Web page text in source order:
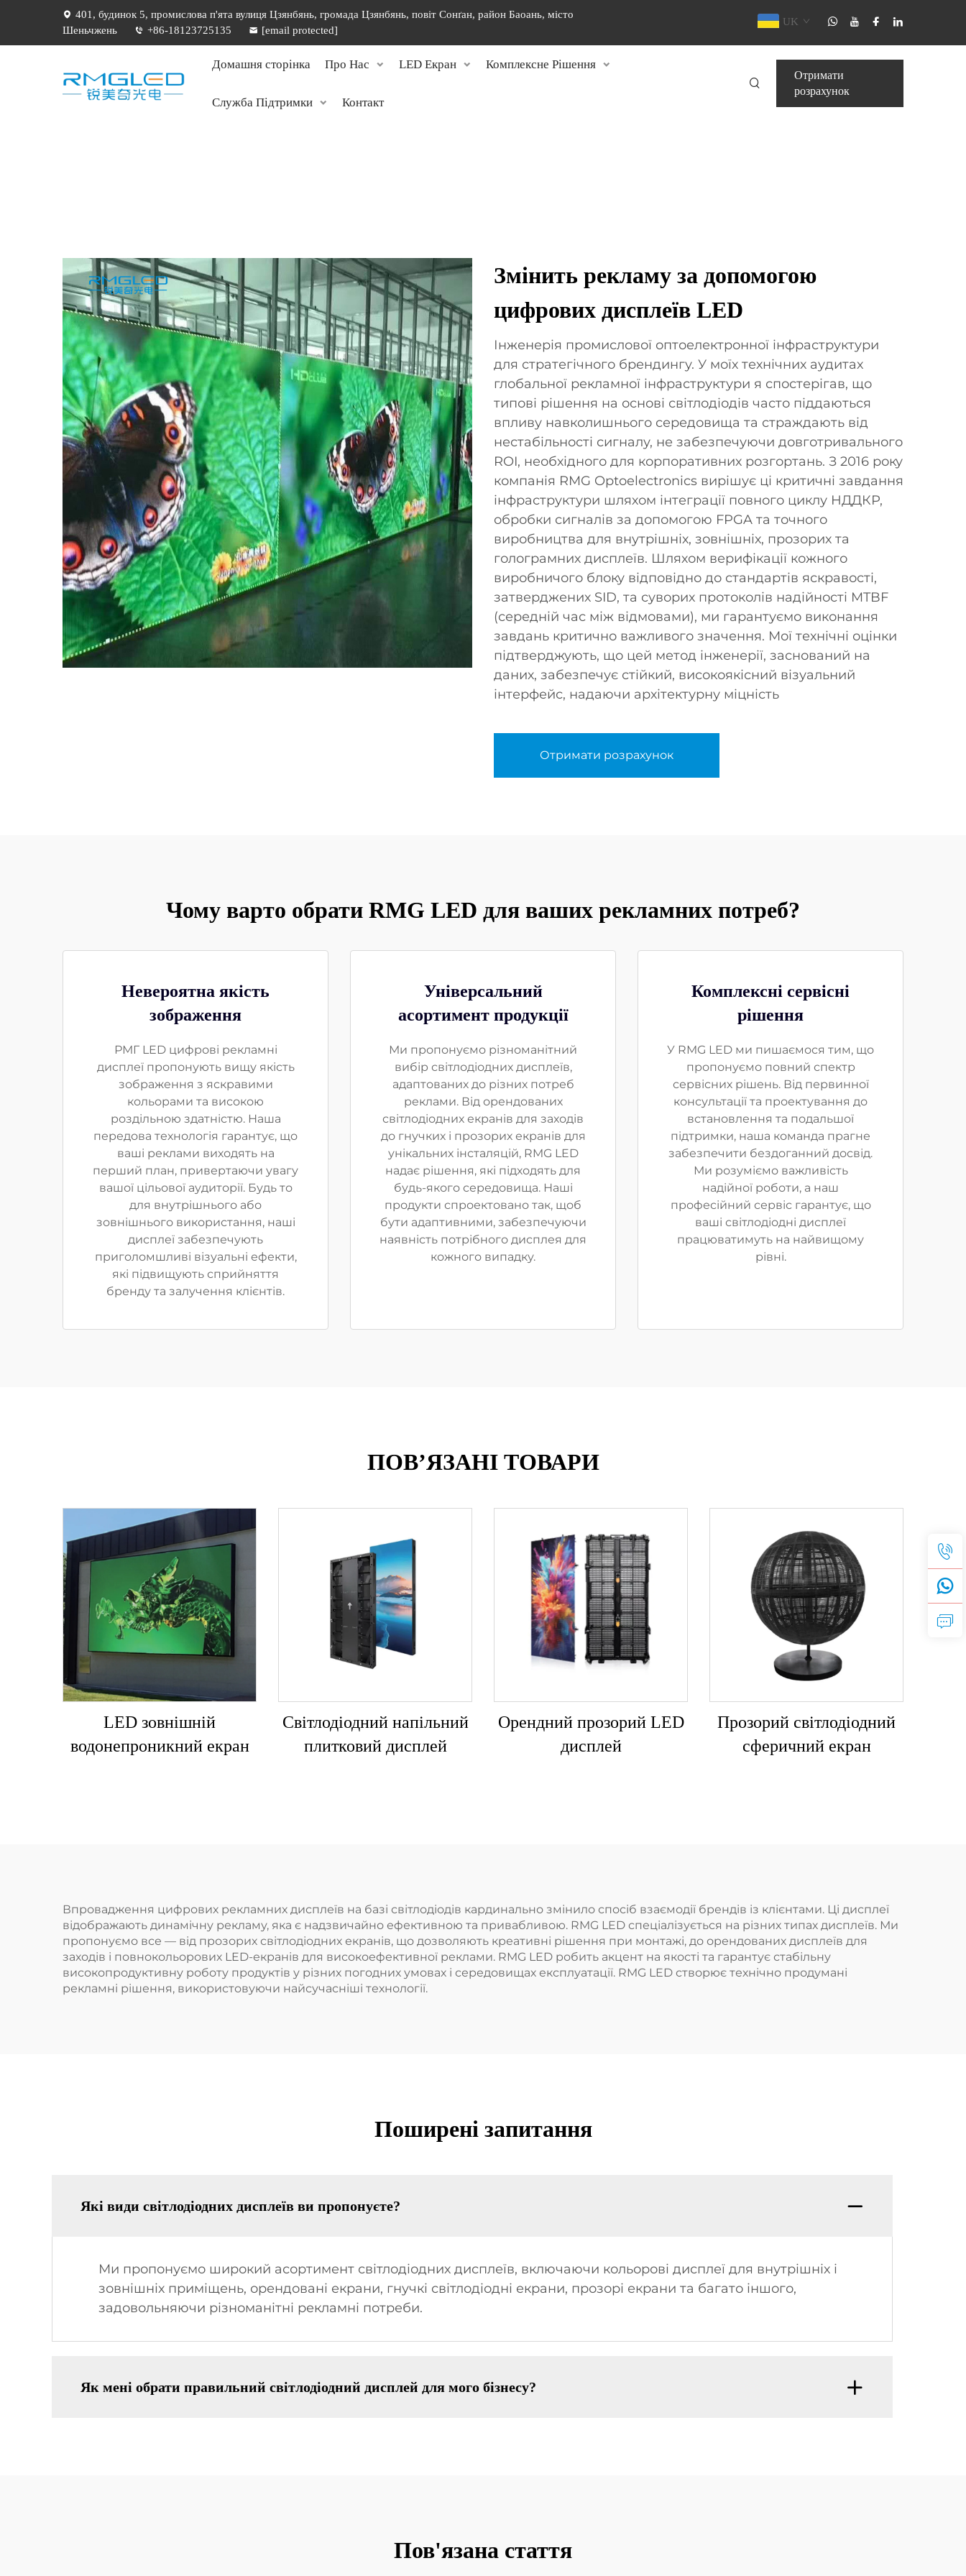
401, будинок 5, промислова п'ята вулиця Цзянбянь, громада Цзянбянь, повіт Сонґан, район Баоань, місто
Шеньчжень
+86-18123725135 [email protected]
UK
Домашня сторінка Про Нас LED Екран Комплексне Рішення
Служба Підтримки Контакт
Отримати
розрахунок
Змінить рекламу за допомогою
цифрових дисплеїв LED
Інженерія промислової оптоелектронної інфраструктури
для стратегічного брендингу. У моїх технічних аудитах
глобальної рекламної інфраструктури я спостерігав, що
типові рішення на основі світлодіодів часто піддаються
впливу навколишнього середовища та страждають від
нестабільності сигналу, не забезпечуючи довготривального
ROI, необхідного для корпоративних розгортань. З 2016 року
компанія RMG Optoelectronics вирішує ці критичні завдання
інфраструктури шляхом інтеграції повного циклу НДДКР,
обробки сигналів за допомогою FPGA та точного
виробництва для внутрішніх, зовнішніх, прозорих та
голограмних дисплеїв. Шляхом верифікації кожного
виробничого блоку відповідно до стандартів яскравості,
затверджених SID, та суворих протоколів надійності MTBF
(середній час між відмовами), ми гарантуємо виконання
завдань критично важливого значення. Мої технічні оцінки
підтверджують, що цей метод інженерії, заснований на
даних, забезпечує стійкий, високоякісний візуальний
інтерфейс, надаючи архітектурну міцність
Отримати розрахунок
Чому варто обрати RMG LED для ваших рекламних потреб?
Невероятна якість
зображення
РМГ LED цифрові рекламні
дисплеї пропонують вищу якість
зображення з яскравими
кольорами та високою
роздільною здатністю. Наша
передова технологія гарантує, що
ваші реклами виходять на
перший план, привертаючи увагу
вашої цільової аудиторії. Будь то
для внутрішнього або
зовнішнього використання, наші
дисплеї забезпечують
приголомшливі візуальні ефекти,
які підвищують сприйняття
бренду та залучення клієнтів.
Універсальний
асортимент продукції
Ми пропонуємо різноманітний
вибір світлодіодних дисплеїв,
адаптованих до різних потреб
реклами. Від орендованих
світлодіодних екранів для заходів
до гнучких і прозорих екранів для
унікальних інсталяцій, RMG LED
надає рішення, які підходять для
будь-якого середовища. Наші
продукти спроектовано так, щоб
бути адаптивними, забезпечуючи
наявність потрібного дисплея для
кожного випадку.
Комплексні сервісні
рішення
У RMG LED ми пишаємося тим, що
пропонуємо повний спектр
сервісних рішень. Від первинної
консультації та проектування до
встановлення та подальшої
підтримки, наша команда прагне
забезпечити бездоганний досвід.
Ми розуміємо важливість
надійної роботи, а наш
професійний сервіс гарантує, що
ваші світлодіодні дисплеї
працюватимуть на найвищому
рівні.
ПОВ’ЯЗАНІ ТОВАРИ
LED зовнішній
водонепроникний екран
Світлодіодний напільний
плитковий дисплей
Орендний прозорий LED
дисплей
Прозорий світлодіодний
сферичний екран
Впровадження цифрових рекламних дисплеїв на базі світлодіодів кардинально змінило спосіб взаємодії брендів із клієнтами. Ці дисплеї
відображають динамічну рекламу, яка є надзвичайно ефективною та привабливою. RMG LED спеціалізується на різних типах дисплеїв. Ми
пропонуємо все — від прозорих світлодіодних екранів, що дозволяють креативні рішення при монтажі, до орендованих дисплеїв для
заходів і повнокольорових LED-екранів для високоефективної реклами. RMG LED робить акцент на якості та гарантує стабільну
високопродуктивну роботу продуктів у різних погодних умовах і середовищах експлуатації. RMG LED створює технічно продумані
рекламні рішення, використовуючи найсучасніші технології.
Поширені запитання
Які види світлодіодних дисплеїв ви пропонуєте?
Ми пропонуємо широкий асортимент світлодіодних дисплеїв, включаючи кольорові дисплеї для внутрішніх і
зовнішніх приміщень, орендовані екрани, гнучкі світлодіодні екрани, прозорі екрани та багато іншого,
задовольняючи різноманітні рекламні потреби.
Як мені обрати правильний світлодіодний дисплей для мого бізнесу?
Пов'язана стаття